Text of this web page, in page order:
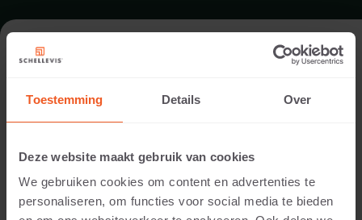
Toestemming Details Over
Deze website maakt gebruik van cookies
We gebruiken cookies om content en advertenties te
personaliseren, om functies voor social media te bieden
FORMAAT - AFWATERINGSGOOT
TUINBOUW AFWATERINGSGOTEN